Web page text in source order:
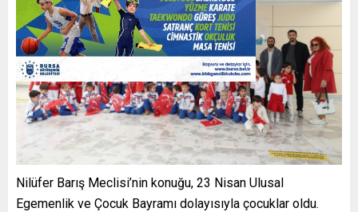
Nilüfer Barış Meclisi’nin konuğu, 23 Nisan Ulusal
Egemenlik ve Çocuk Bayramı dolayısıyla çocuklar oldu.